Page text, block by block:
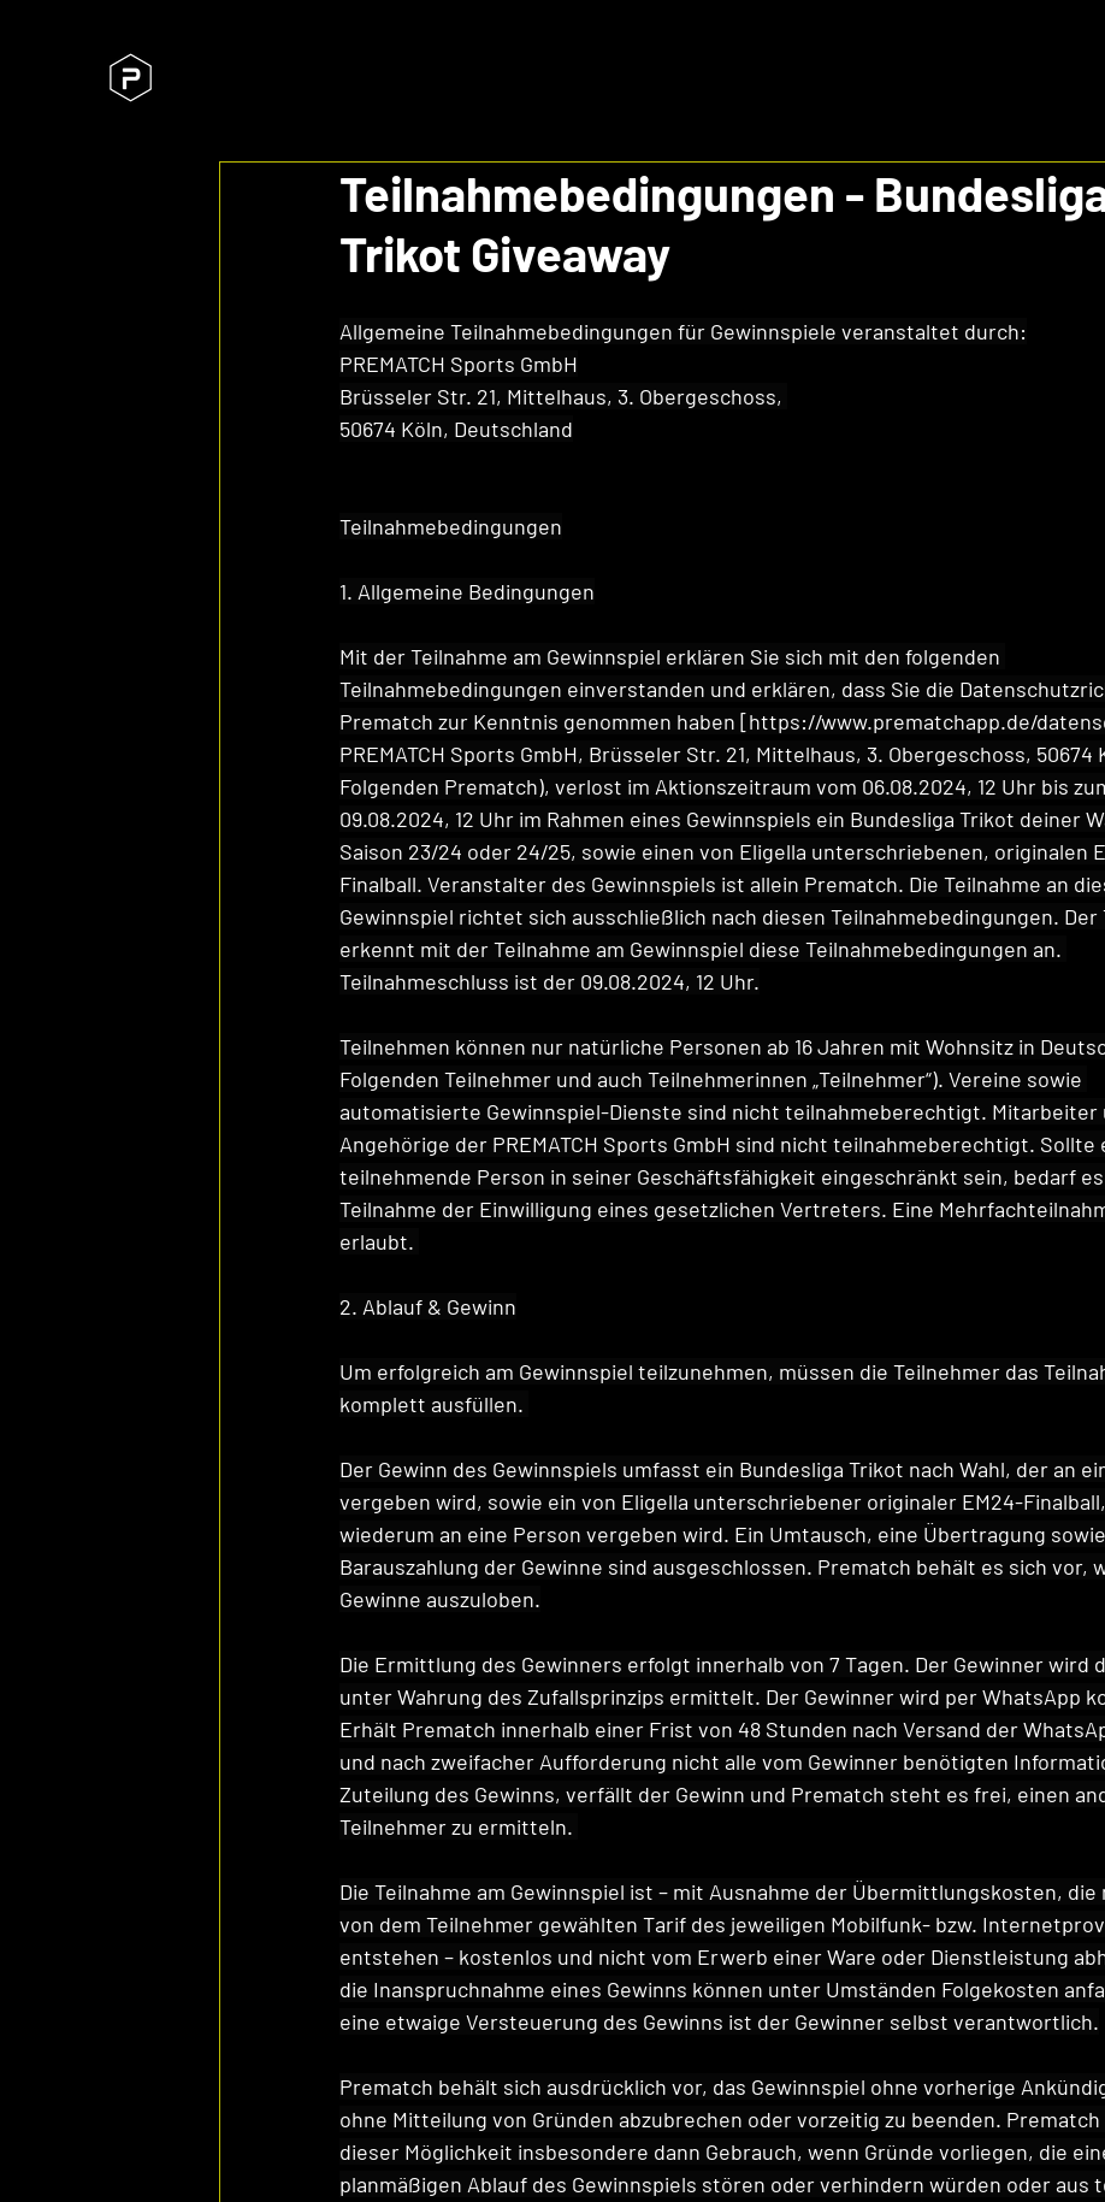
Teilnahmebedingungen -
Trikot Giveaway
Allgemeine Teilnahmebedingungen für Gewinnspiele veranstaltet durch:
PREMATCH Sports GmbH
Brüsseler Str. 21, Mittelhaus, 3. Obergeschoss,
50674 Köln, Deutschland
Teilnahmebedingungen
1. Allgemeine Bedingungen
Mit der Teilnahme am Gewinnspiel erklären Sie sich mit den folgenden
Teilnahmebedingungen einverstanden und erklären, dass Sie die
Prematch zur Kenntnis genommen haben [https://www.prematchapp.de/
PREMATCH Sports GmbH, Brüsseler Str. 21, Mittelhaus, 3. Obergeschoss, 50674
Folgenden Prematch), verlost im Aktionszeitraum vom 06.08.2024, 12 Uhr bis
09.08.2024, 12 Uhr im Rahmen eines Gewinnspiels ein Bundesliga Trikot deiner
Saison 23/24 oder 24/25, sowie einen von Eligella unterschriebenen, originalen
Finalball. Veranstalter des Gewinnspiels ist allein Prematch. Die Teilnahme an
Gewinnspiel richtet sich ausschließlich nach diesen Teilnahmebedingungen. Der
erkennt mit der Teilnahme am Gewinnspiel diese Teilnahmebedingungen an.
Teilnahmeschluss ist der 09.08.2024, 12 Uhr.
Teilnehmen können nur natürliche Personen ab 16 Jahren mit Wohnsitz in
Folgenden Teilnehmer und auch Teilnehmerinnen „Teilnehmer“). Vereine sowie
automatisierte Gewinnspiel-Dienste sind nicht teilnahmeberechtigt. Mitarbeiter
Angehörige der PREMATCH Sports GmbH sind nicht teilnahmeberechtigt. Sollte
teilnehmende Person in seiner Geschäftsfähigkeit eingeschränkt sein, bedarf
Teilnahme der Einwilligung eines gesetzlichen Vertreters. Eine
erlaubt.
2. Ablauf & Gewinn
Um erfolgreich am Gewinnspiel teilzunehmen, müssen die Teilnehmer das
komplett ausfüllen.
Der Gewinn des Gewinnspiels umfasst ein Bundesliga Trikot nach Wahl, der an
vergeben wird, sowie ein von Eligella unterschriebener originaler EM24-
wiederum an eine Person vergeben wird. Ein Umtausch, eine Übertragung
Barauszahlung der Gewinne sind ausgeschlossen. Prematch behält es sich vor,
Gewinne auszuloben.
Die Ermittlung des Gewinners erfolgt innerhalb von 7 Tagen. Der Gewinner wird
unter Wahrung des Zufallsprinzips ermittelt. Der Gewinner wird per WhatsApp
Erhält Prematch innerhalb einer Frist von 48 Stunden nach Versand der
und nach zweifacher Aufforderung nicht alle vom Gewinner benötigten
Zuteilung des Gewinns, verfällt der Gewinn und Prematch steht es frei, einen
Teilnehmer zu ermitteln.
Die Teilnahme am Gewinnspiel ist – mit Ausnahme der Übermittlungskosten, die
von dem Teilnehmer gewählten Tarif des jeweiligen Mobilfunk- bzw.
entstehen – kostenlos und nicht vom Erwerb einer Ware oder Dienstleistung
die Inanspruchnahme eines Gewinns können unter Umständen Folgekosten
eine etwaige Versteuerung des Gewinns ist der Gewinner selbst verantwortlich.
Prematch behält sich ausdrücklich vor, das Gewinnspiel ohne vorherige
ohne Mitteilung von Gründen abzubrechen oder vorzeitig zu beenden.
dieser Möglichkeit insbesondere dann Gebrauch, wenn Gründe vorliegen, die
planmäßigen Ablauf des Gewinnspiels stören oder verhindern würden oder aus